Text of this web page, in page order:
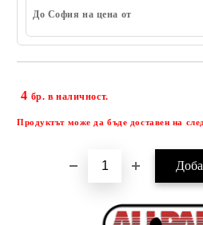
До София на цена от
4 бр. в наличност.
Продуктът може да бъде доставен на